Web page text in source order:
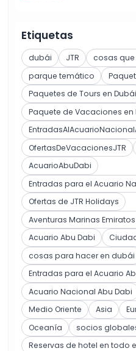
Etiquetas
dubái JTR cosas
parque temático
Paquetes de Tours en Dubái
Paquete de Vacaciones en
OfertasDeVacacionesJTR
AcuarioAbuDabi
Entradas para el Acuario
Ofertas de JTR Holidays
Aventuras Marinas
Acuario Abu Dabi
cosas para hacer en dubái
Entradas para el Acuario
Acuario Nacional Abu Dabi
Medio Oriente
Asia
Oceanía
socios
Reservas de hotel en todo